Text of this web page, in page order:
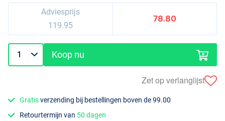
Adviesprijs
119.95
78.80
Koop nu
Zet op verlanglijst
Gratisverzending bij bestellingen boven de 99.00
Retourtermijn van 50 dagen